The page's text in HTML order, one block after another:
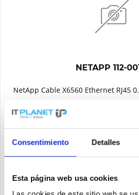
Consentimiento Detalles
Esta página web usa cookies
NETAPP 112-
NetApp Cable X6560 Ethernet RJ45
Contenido1
Precio a